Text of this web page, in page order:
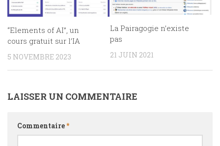
“Elements of AI”, un
cours gratuit sur l’IA
5 NOVEMBRE 2023
La Pairagogie n’existe
pas
21 JUIN 2021
LAISSER UN COMMENTAIRE
Commentaire*